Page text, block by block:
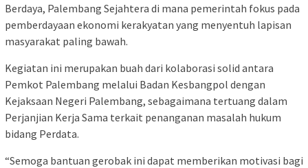
Berdaya, Palembang Sejahtera di mana pemerintah fokus pada
pemberdayaan ekonomi kerakyatan yang menyentuh lapisan
masyarakat paling bawah.
Kegiatan ini merupakan buah dari kolaborasi solid antara
Pemkot Palembang melalui Badan Kesbangpol dengan
Kejaksaan Negeri Palembang, sebagaimana tertuang dalam
Perjanjian Kerja Sama terkait penanganan masalah hukum
bidang Perdata.
“Semoga bantuan gerobak ini dapat memberikan motivasi bagi